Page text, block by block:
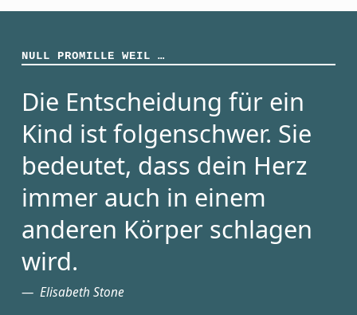
NULL PROMILLE WEIL …
Die Entscheidung für ein
Kind ist folgenschwer. Sie
bedeutet, dass dein Herz
immer auch in einem
anderen Körper schlagen
wird.
Elisabeth Stone